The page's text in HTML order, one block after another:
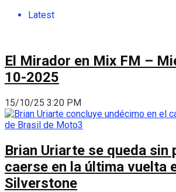
Latest
El Mirador en Mix FM –
10-2025
15/10/25 3:20 PM
Brian Uriarte se queda sin
caerse en la última vuelta
Silverstone